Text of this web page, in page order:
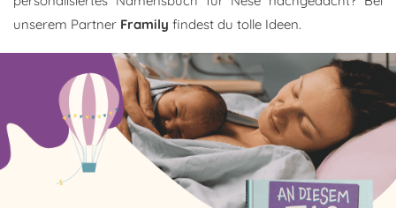
unserem Partner Framily findest du tolle Ideen.